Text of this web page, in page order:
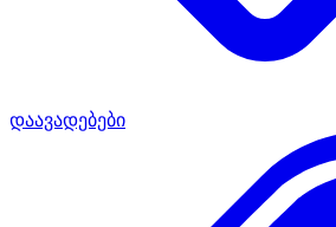
დაავადებები